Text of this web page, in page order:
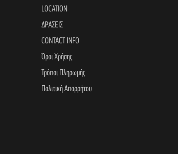
LOCATION
ΔΡΑΣΕΙΣ
CONTACT INFO
Όροι Χρήσης
Τρόποι Πληρωμής
Πολιτική Απορρήτου